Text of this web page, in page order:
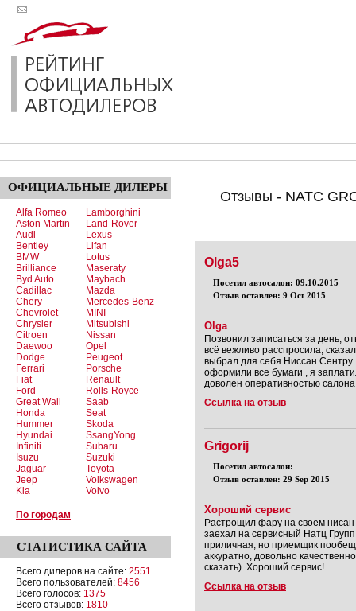
ОФИЦИАЛЬНЫЕ ДИЛЕРЫ
Alfa Romeo
Aston Martin
Audi
Bentley
BMW
Brilliance
Byd Auto
Cadillac
Chery
Chevrolet
Chrysler
Citroen
Daewoo
Dodge
Ferrari
Fiat
Ford
Great Wall
Honda
Hummer
Hyundai
Infiniti
Isuzu
Jaguar
Jeep
Kia
Lamborghini
Land-Rover
Lexus
Lifan
Lotus
Maseraty
Maybach
Mazda
Mercedes-Benz
MINI
Mitsubishi
Nissan
Opel
Peugeot
Porsche
Renault
Rolls-Royce
Saab
Seat
Skoda
SsangYong
Subaru
Suzuki
Toyota
Volkswagen
Volvo
По городам
СТАТИСТИКА САЙТА
Всего дилеров на сайте: 2551
Всего пользователей: 8456
Всего голосов: 1375
Всего отзывов: 1810
Отзывы - NATC
Olga5
Посетил автосалон: 09.10.2015
Отзыв оставлен: 9 Oct 2015
Olga
Позвонил записаться за день,
всё вежливо расспросила,
выбрал для себя Ниссан
оформили все бумаги , я
доволен оперативностью
Ссылка на отзыв
Grigorij
Посетил автосалон:
Отзыв оставлен: 29 Sep 2015
Хороший сервис
Растрощил фару на своем
заехал на сервисный Натц
приличная, но приемщик
аккуратно, довольно
сказать). Хороший сервис!
Ссылка на отзыв